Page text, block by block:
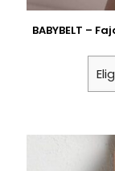
BABYBELT –